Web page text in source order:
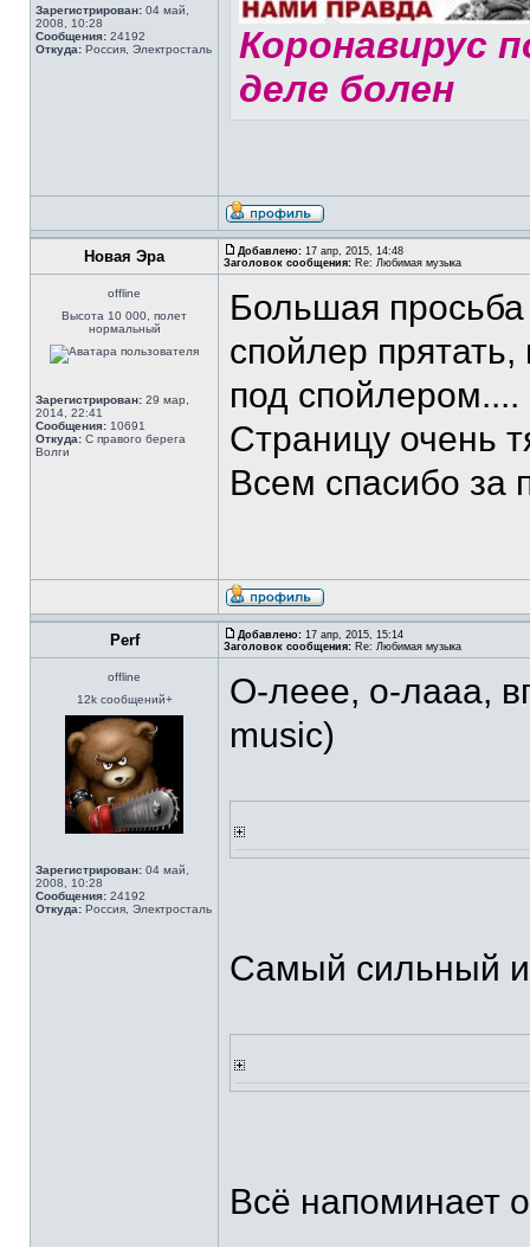
Зарегистрирован: 04 май,
2008, 10:28
Сообщения: 24192
Откуда: Россия, Электросталь
Коронавирус
деле болен
Новая Эра Добавлено: 17 апр, 2015, 14:48
Заголовок сообщения: Re: Любимая музыка
offline
Высота 10 000, полет
нормальный
Зарегистрирован: 29 мар,
2014, 22:41
Сообщения: 10691
Откуда: С правого берега
Волги
Большая
спойлер
под спойлером....
Страницу очень
Всем спасибо за
Perf Добавлено: 17 апр, 2015, 15:14
Заголовок сообщения: Re: Любимая музыка
offline
12k сообщений+
Зарегистрирован: 04 май,
2008, 10:28
Сообщения: 24192
Откуда: Россия, Электросталь
О-леее, о-лааа,
music)
Самый сильный и
Всё напоминает